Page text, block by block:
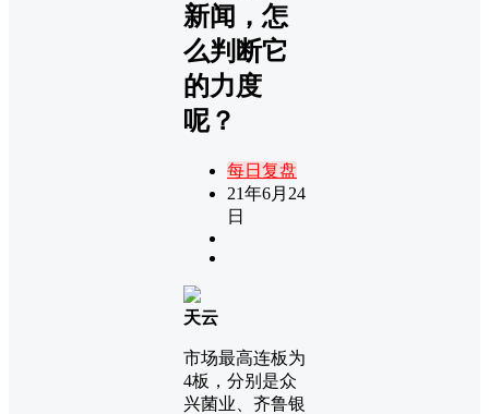
新闻，怎
么判断它
的力度
呢？
每日复盘
21年6月24
日
天云
市场最高连板为
4板，分别是众
兴菌业、齐鲁银